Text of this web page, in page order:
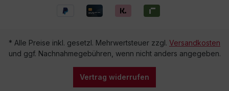
* Alle Preise inkl. gesetzl. Mehrwertsteuer zzgl. Versandkosten
und ggf. Nachnahmegebühren, wenn nicht anders angegeben.
Vertrag widerrufen